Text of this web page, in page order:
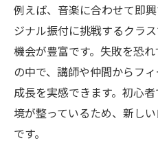
ダンススクール通
方
浪速区で人気のダ
初心者が安心して
活
ダンスで仲間とつなが
例えば、音楽に合わせて即
ジナル振付に挑戦するクラ
機会が豊富です。失敗を恐
の中で、講師や仲間からフ
成長を実感できます。初心
境が整っているため、新し
です。